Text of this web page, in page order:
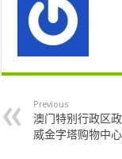
Previous
澳门特别行政区
威金字塔购物中